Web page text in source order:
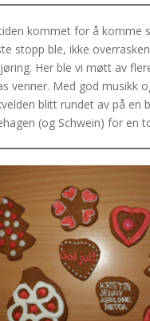
kommet for å komme
stopp ble, ikke
Her ble vi møtt av
venner. Med god musikk
blitt rundet av på en
(og Schwein) for en